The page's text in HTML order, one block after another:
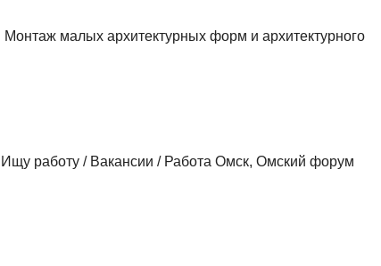
малых архитектурных форм и архитектурного
работу / Вакансии / Работа Омск, Омский форум